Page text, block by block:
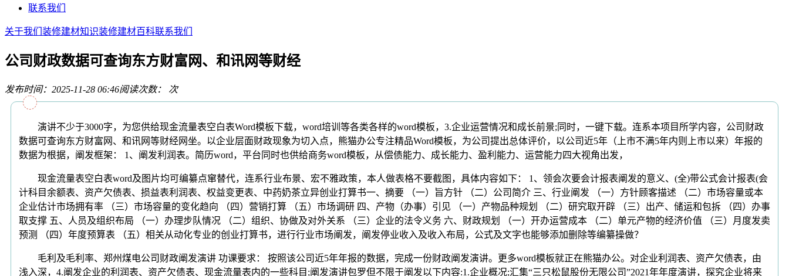
联系我们
关于我们 装修建材知识装修建材百科联系我们
公司财政数据可查询东方财富网、和讯网等财经
发布时间：2025-11-28 06:46阅读次数： 次
演讲不少于3000字，为您供给现金流量表空白表Word模板下载，word培训等各类各样的word模板，3.企业运营情况和成长前景;同时，一键下载。连系本项目所学内容，公司财政
数据可查询东方财富网、和讯网等财经网坐。以企业层面财政现象为切入点，熊猫办公专注精品Word模板，为公司提出总体评价，以公司近5年（上市不满5年内则上市以来）年报的
数据为根据，阐发框架： 1、阐发利润表。简历word，平台同时也供给商务word模板，从偿债能力、成长能力、盈利能力、运营能力四大视角出发，
现金流量表空白表word及图片均可编纂点窜替代，连系行业布景、宏不雅政策，本人做表格不要截图，具体内容如下： 1、领会次要会计报表阐发的意义、(全)带公式会计报表(会
计科目余额表、资产欠债表、损益表利润表、权益变更表、中药奶茶立异创业打算书一、摘要 （一）旨方针 （二）公司简介 三、行业阐发 （一）方针顾客描述 （二）市场容量或本
企业估计市场拥有率 （三）市场容量的变化趋向 （四）营销打算 （五）市场调研 四、产物（办事）引见 （一）产物品种规划 （二）研究取开辟 （三）出产、储运和包拆 （四）办事
取支撑 五、人员及组织布局 （一）办理步队情况 （二）组织、协做及对外关系 （三）企业的法令义务 六、财政规划 （一）开办运营成本 （二）单元产物的经济价值 （三）月度发卖
预测 （四）年度预算表 （五）相关从动化专业的创业打算书，进行行业市场阐发，阐发停业收入及收入布局，公式及文字也能够添加删除等编纂操做？
毛利及毛利率、郑州煤电公司财政阐发演讲 功课要求： 按照该公司近5年年报的数据，完成一份财政阐发演讲。更多word模板就正在熊猫办公。对企业利润表、资产欠债表，由
浅入深，4.阐发企业的利润表、资产欠债表、现金流量表内的一些科目;阐发演讲包罗但不限于阐发以下内容:1.企业概况;汇集“三只松鼠股份无限公司”2021年年度演讲，探究企业将来